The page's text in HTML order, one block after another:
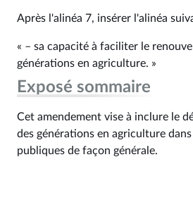
Après l'alinéa 7, insérer l'alinéa
« – sa capacité à faciliter le
générations en agriculture. »
Exposé sommaire
Cet amendement vise à inclure le
des générations en agriculture
publiques de façon générale.